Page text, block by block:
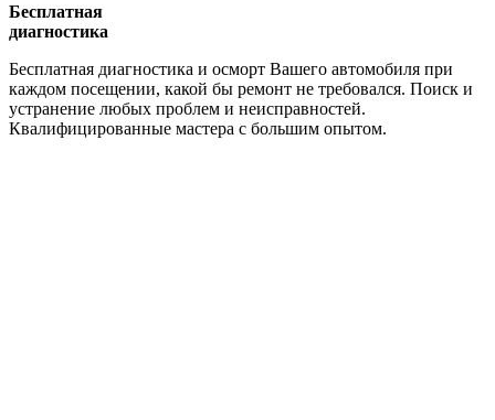
Бесплатная
диагностика
Бесплатная диагностика и осморт Вашего автомобиля при
каждом посещении, какой бы ремонт не требовался. Поиск и
устранение любых проблем и неисправностей.
Квалифицированные мастера с большим опытом.